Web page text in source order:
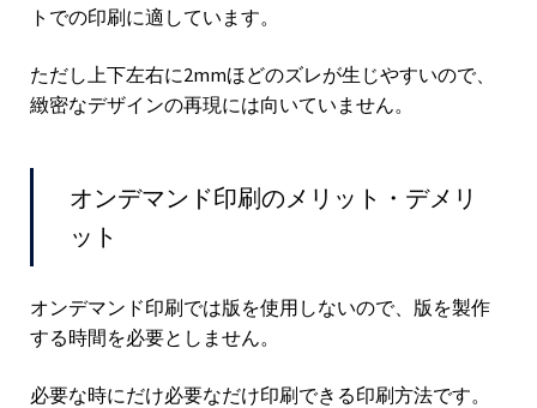
トでの印刷に適しています。
ただし上下左右に2mmほどのズレが生じやすいので、
緻密なデザインの再現には向いていません。
オンデマンド印刷のメリット・デメリ
ット
オンデマンド印刷では版を使用しないので、版を製作
する時間を必要としません。
必要な時にだけ必要なだけ印刷できる印刷方法です。